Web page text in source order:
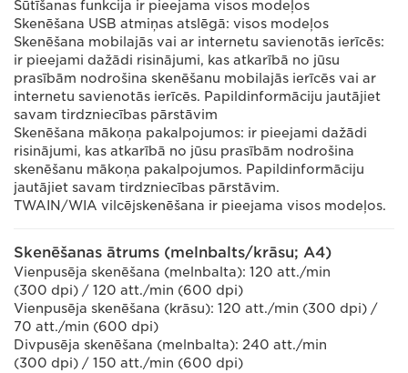
Sūtīšanas funkcija ir pieejama visos modeļos
Skenēšana USB atmiņas atslēgā: visos modeļos
Skenēšana mobilajās vai ar internetu savienotās ierīcēs:
ir pieejami dažādi risinājumi, kas atkarībā no jūsu
prasībām nodrošina skenēšanu mobilajās ierīcēs vai ar
internetu savienotās ierīcēs. Papildinformāciju jautājiet
savam tirdzniecības pārstāvim
Skenēšana mākoņa pakalpojumos: ir pieejami dažādi
risinājumi, kas atkarībā no jūsu prasībām nodrošina
skenēšanu mākoņa pakalpojumos. Papildinformāciju
jautājiet savam tirdzniecības pārstāvim.
TWAIN/WIA vilcējskenēšana ir pieejama visos modeļos.
Skenēšanas ātrums (melnbalts/krāsu; A4)
Vienpusēja skenēšana (melnbalta): 120 att./min
(300 dpi) / 120 att./min (600 dpi)
Vienpusēja skenēšana (krāsu): 120 att./min (300 dpi) /
70 att./min (600 dpi)
Divpusēja skenēšana (melnbalta): 240 att./min
(300 dpi) / 150 att./min (600 dpi)